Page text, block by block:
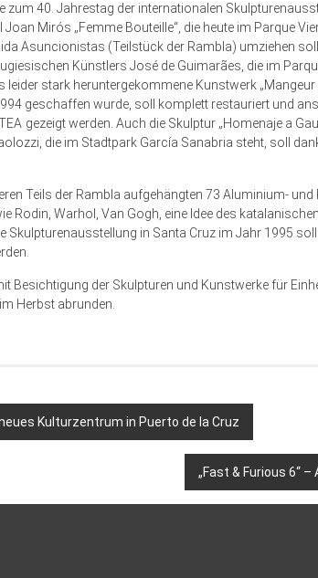
zum 40. Jahrestag der internationalen
Mirós „Femme Bouteille“, die heute im Parque
Asuncionistas (Teilstück der Rambla) umziehen
Künstlers José de Guimarães, die im
leider stark heruntergekommene Kunstwerk „Mangeur
geschaffen wurde, soll komplett restauriert und
gezeigt werden. Auch die Skulptur „Homenaje a
die im Stadtpark García Sanabria steht, soll
Teils der Rambla aufgehängten 73 Aluminium-
Rodin, Warhol, Van Gogh, eine Idee des
Skulpturenausstellung in Santa Cruz im Jahr 1995
Besichtigung der Skulpturen und Kunstwerke für
Herbst abrunden.
Kulturzentrum in Puerto de la Cruz
„Fast & Furious 6“